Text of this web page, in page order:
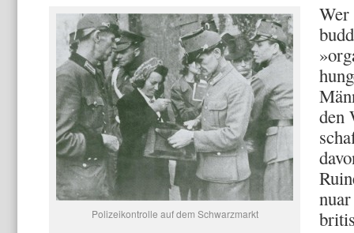
Polizeikontrolle auf dem Schwarzmarkt
Wer
den